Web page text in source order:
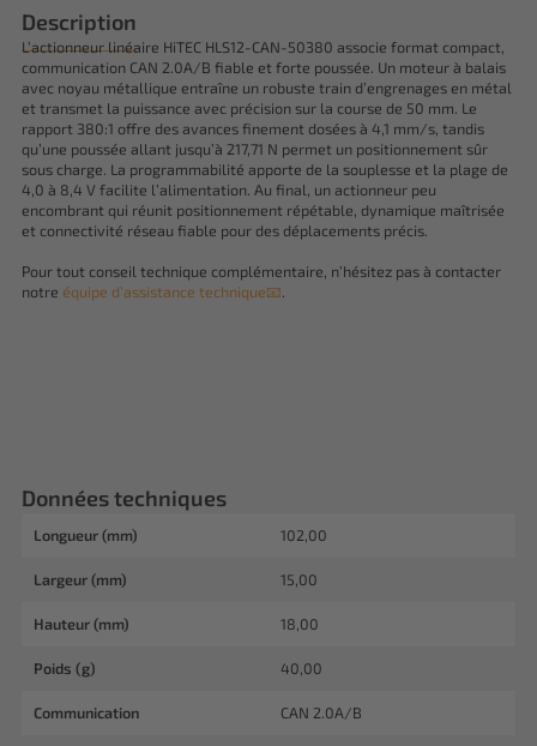
Description
L’actionneur linéaire HiTEC HLS12-CAN-50380 associe format compact,
communication CAN 2.0A/B fiable et forte poussée. Un moteur à balais
avec noyau métallique entraîne un robuste train d’engrenages en métal
et transmet la puissance avec précision sur la course de 50 mm. Le
rapport 380:1 offre des avances finement dosées à 4,1 mm/s, tandis
qu’une poussée allant jusqu’à 217,71 N permet un positionnement sûr
sous charge. La programmabilité apporte de la souplesse et la plage de
4,0 à 8,4 V facilite l’alimentation. Au final, un actionneur peu
encombrant qui réunit positionnement répétable, dynamique maîtrisée
et connectivité réseau fiable pour des déplacements précis.
Pour tout conseil technique complémentaire, n’hésitez pas à contacter
notre équipe d’assistance technique📧.
Données techniques
Longueur (mm) 102,00
Largeur (mm) 15,00
Hauteur (mm) 18,00
Poids (g) 40,00
Communication CAN 2.0A/B